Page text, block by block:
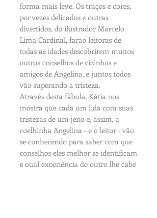
forma mais leve. Os traços e cores,
por vezes delicados e outras
divertidos, do ilustrador Marcelo
Lima Cardinal, farão leitoras de
todas as idades descobrirem muitos
outros conselhos de vizinhos e
amigos de Angelina, e juntos todos
vão superando a tristeza.
Através desta fábula, Kátia nos
mostra que cada um lida com suas
tristezas de um jeito e, assim, a
coelhinha Angelina - e o leitor - vão
se conhecendo para saber com que
conselhos eles melhor se identificam
e qual experiência do outro lhe cabe